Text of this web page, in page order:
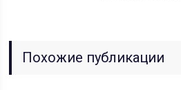
Похожие публикации